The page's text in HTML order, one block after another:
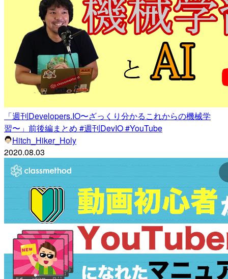
「週刊Developers.IO〜ざっくり分かるこれからの機械学
習〜」前後編まとめ #週刊DevIO #YouTube
Hitch_Hiker_Holy
2020.08.03